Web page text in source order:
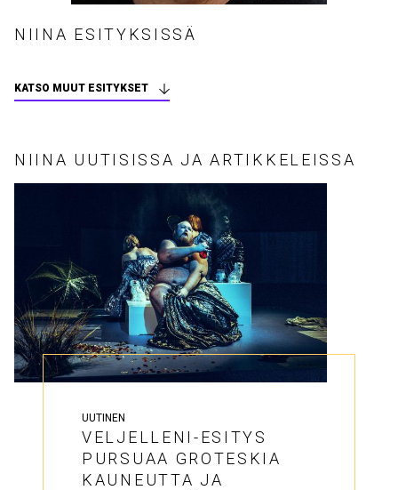
NIINA ESITYKSISSÄ
KATSO MUUT ESITYKSET
NIINA UUTISISSA JA ARTIKKELEISSA
UUTINEN
VELJELLENI-ESITYS
PURSUAA GROTESKIA
KAUNEUTTA JA